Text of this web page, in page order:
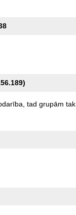
tad grupām tak